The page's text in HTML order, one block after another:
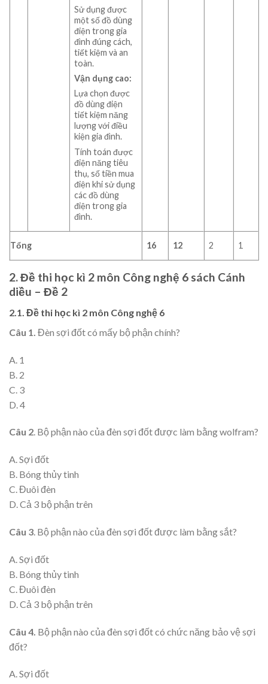
Sử dụng được
một số đồ dùng
điện trong gia
đình đúng cách,
tiết kiệm và an
toàn.
Vận dụng cao:
Lựa chọn được
đồ dùng điện
tiết kiệm năng
lượng với điều
kiện gia đình.
Tính toán được
điện năng tiêu
thụ, số tiền mua
điện khi sử dụng
các đồ dùng
điện trong gia
đình.
Tổng 16 12 2 1
2. Đề thi học kì 2 môn Công nghệ 6 sách Cánh
diều – Đề 2
2.1. Đề thi học kì 2 môn Công nghệ 6
Câu 1. Đèn sợi đốt có mấy bộ phận chính?
A. 1
B. 2
C. 3
D. 4
Câu 2. Bộ phận nào của đèn sợi đốt được làm bằng wolfram?
A. Sợi đốt
B. Bóng thủy tinh
C. Đuôi đèn
D. Cả 3 bộ phận trên
Câu 3. Bộ phận nào của đèn sợi đốt được làm bằng sắt?
A. Sợi đốt
B. Bóng thủy tinh
C. Đuôi đèn
D. Cả 3 bộ phận trên
Câu 4. Bộ phận nào của đèn sợi đốt có chức năng bảo vệ sợi
đốt?
A. Sợi đốt